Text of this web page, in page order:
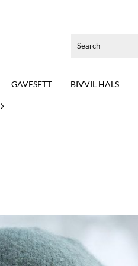
GAVESETT BIVVIL HALS